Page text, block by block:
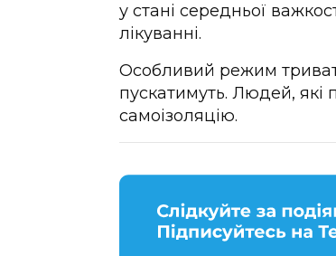
у стані середньої
лікуванні.
Особливий режим
пускатимуть. Людей, які
самоізоляцію.